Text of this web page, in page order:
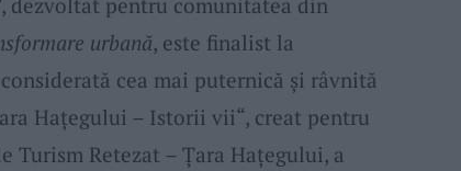
urbană, este finalist la
cea mai puternică și râvnită
Hațegului – Istorii vii“, creat pentru
Turism Retezat – Țara Hațegului, a